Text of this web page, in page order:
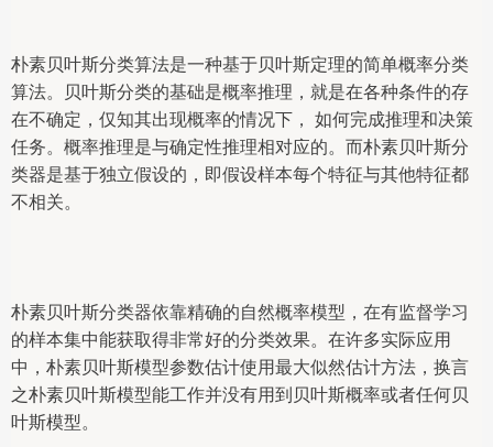
朴素贝叶斯分类算法是一种基于贝叶斯定理的简单概率分类
算法。贝叶斯分类的基础是概率推理，就是在各种条件的存
在不确定，仅知其出现概率的情况下， 如何完成推理和决策
任务。概率推理是与确定性推理相对应的。而朴素贝叶斯分
类器是基于独立假设的，即假设样本每个特征与其他特征都
不相关。
朴素贝叶斯分类器依靠精确的自然概率模型，在有监督学习
的样本集中能获取得非常好的分类效果。在许多实际应用
中，朴素贝叶斯模型参数估计使用最大似然估计方法，换言
之朴素贝叶斯模型能工作并没有用到贝叶斯概率或者任何贝
叶斯模型。